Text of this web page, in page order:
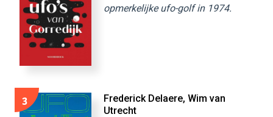
opmerkelijke ufo-golf in 1974.
3
Frederick Delaere, Wim van
Utrecht